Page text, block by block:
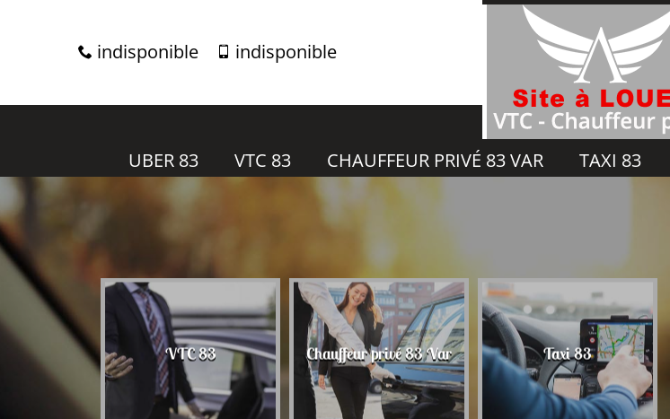
indisponible indisponible
UBER 83 VTC 83 CHAUFFEUR PRIVÉ 83 VAR TAXI 83
83 VTC 83 Chauffeur privé 83 Var Taxi 83